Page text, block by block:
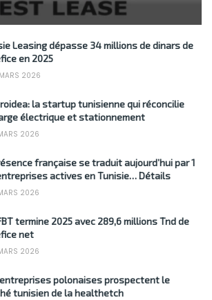
Leasing dépasse 34 millions de dinars de
en 2025
2026
la startup tunisienne qui réconcilie
électrique et stationnement
2026
française se traduit aujourd’hui par 1
actives en Tunisie… Détails
2026
termine 2025 avec 289,6 millions Tnd de
net
2026
polonaises prospectent le
tunisien de la healthetch